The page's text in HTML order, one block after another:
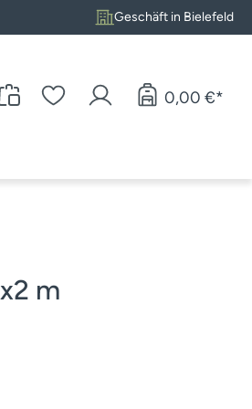
Geschäft in Bielefeld
0,00 €*
m